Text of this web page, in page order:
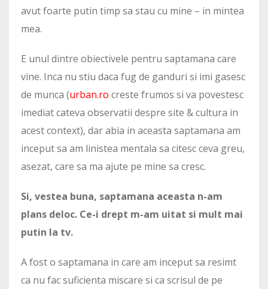
avut foarte putin timp sa stau cu mine – in mintea
mea.
E unul dintre obiectivele pentru saptamana care
vine. Inca nu stiu daca fug de ganduri si imi gasesc
de munca (urban.ro creste frumos si va povestesc
imediat cateva observatii despre site & cultura in
acest context), dar abia in aceasta saptamana am
inceput sa am linistea mentala sa citesc ceva greu,
asezat, care sa ma ajute pe mine sa cresc.
Si, vestea buna, saptamana aceasta n-am
plans deloc. Ce-i drept m-am uitat si mult mai
putin la tv.
A fost o saptamana in care am inceput sa resimt
ca nu fac suficienta miscare si ca scrisul de pe